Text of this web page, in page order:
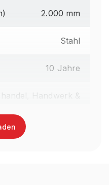
2.000 mm
Stahl
10 Jahre
Handwerk &
Fertigung, Auto &
E-Commerce &